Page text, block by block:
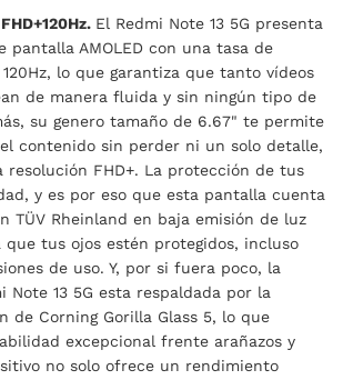
El Redmi Note 13 5G presenta
pantalla AMOLED con una tasa de
lo que garantiza que tanto vídeos
de manera fluida y sin ningún tipo de
su genero tamaño de 6.67" te permite
contenido sin perder ni un solo detalle,
resolución FHD+. La protección de tus
y es por eso que esta pantalla cuenta
TÜV Rheinland en baja emisión de luz
que tus ojos estén protegidos, incluso
de uso. Y, por si fuera poco, la
Note 13 5G esta respaldada por la
de Corning Gorilla Glass 5, lo que
excepcional frente arañazos y
no solo ofrece un rendimiento